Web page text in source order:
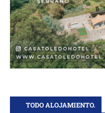
TODO ALOJAMIENTO.